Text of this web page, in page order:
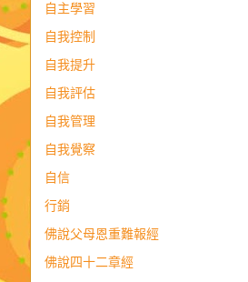
自主學習
自我控制
自我提升
自我評估
自我管理
自我覺察
自信
行銷
佛說父母恩重難報經
佛說四十二章經